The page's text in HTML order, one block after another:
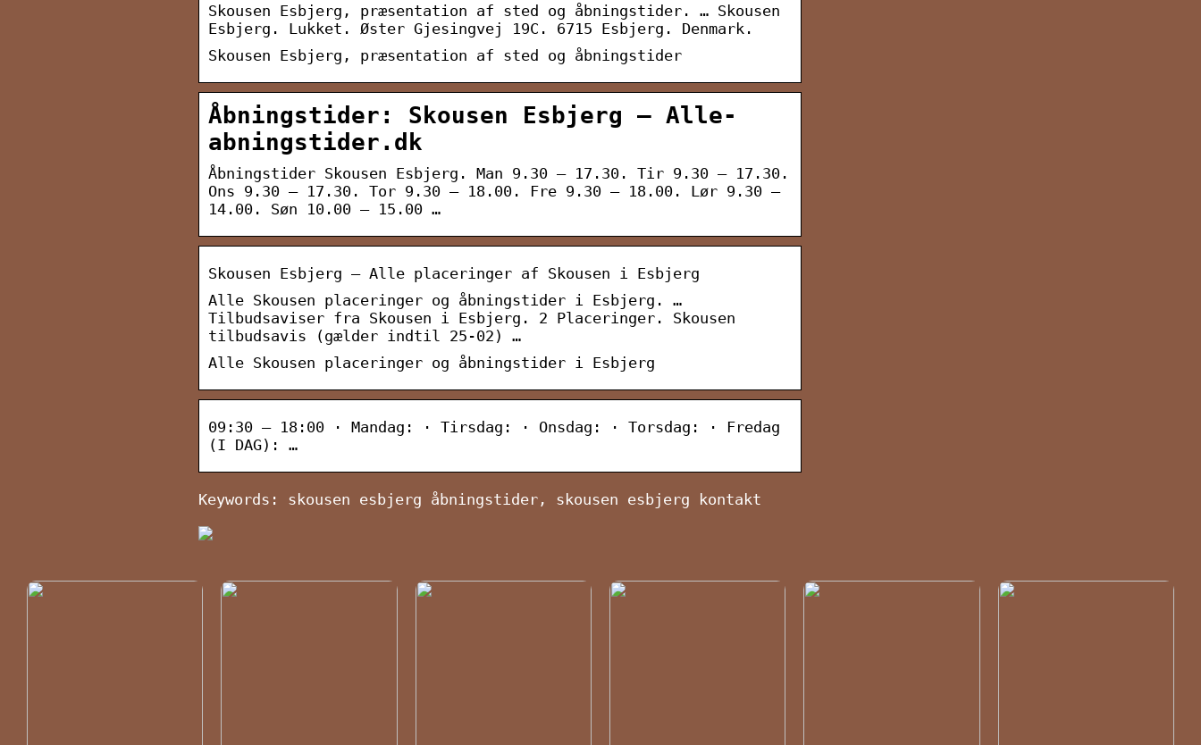
Skousen Esbjerg, præsentation af sted og åbningstider. … Skousen
Esbjerg. Lukket. Øster Gjesingvej 19C. 6715 Esbjerg. Denmark.
Skousen Esbjerg, præsentation af sted og åbningstider
Åbningstider: Skousen Esbjerg – Alle-
abningstider.dk
Åbningstider Skousen Esbjerg. Man 9.30 – 17.30. Tir 9.30 – 17.30.
Ons 9.30 – 17.30. Tor 9.30 – 18.00. Fre 9.30 – 18.00. Lør 9.30 –
14.00. Søn 10.00 – 15.00 …
Skousen Esbjerg – Alle placeringer af Skousen i Esbjerg
Alle Skousen placeringer og åbningstider i Esbjerg. …
Tilbudsaviser fra Skousen i Esbjerg. 2 Placeringer. Skousen
tilbudsavis (gælder indtil 25-02) …
Alle Skousen placeringer og åbningstider i Esbjerg
09:30 – 18:00 · Mandag: · Tirsdag: · Onsdag: · Torsdag: · Fredag
(I DAG): …
Keywords: skousen esbjerg åbningstider, skousen esbjerg kontakt